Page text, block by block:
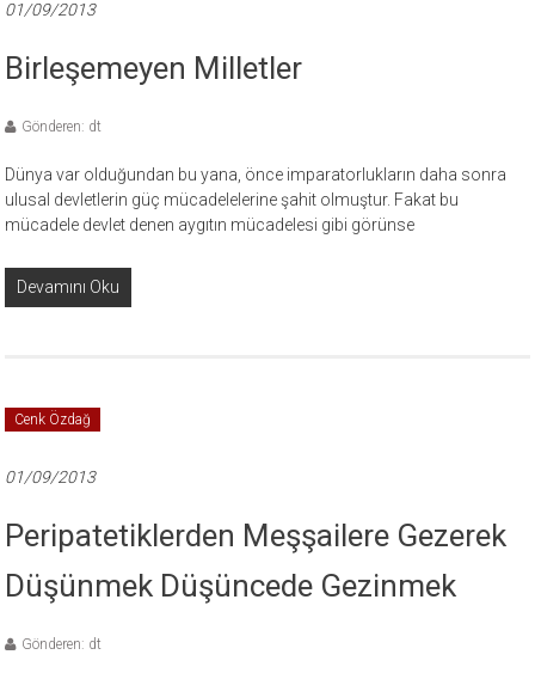
01/09/2013
Birleşemeyen Milletler
Gönderen: dt
Dünya var olduğundan bu yana, önce imparatorlukların daha sonra
ulusal devletlerin güç mücadelelerine şahit olmuştur. Fakat bu
mücadele devlet denen aygıtın mücadelesi gibi görünse
Devamını Oku
Cenk Özdağ
01/09/2013
Peripatetiklerden Meşşailere Gezerek
Düşünmek Düşüncede Gezinmek
Gönderen: dt